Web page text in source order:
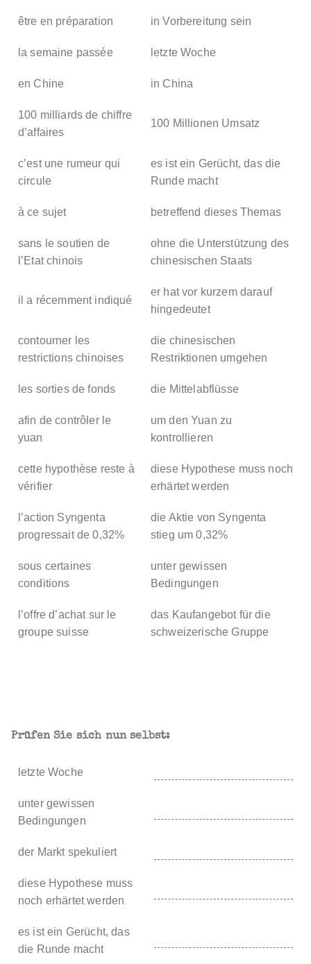
être en préparation in Vorbereitung sein
la semaine passée letzte Woche
en Chine in China
100 milliards de chiffre
d’affaires
100 Millionen Umsatz
c’est une rumeur qui
circule
es ist ein Gerücht, das die
Runde macht
à ce sujet betreffend dieses Themas
sans le soutien de
l’Etat chinois
ohne die Unterstützung des
chinesischen Staats
il a récemment indiqué
er hat vor kurzem darauf
hingedeutet
contourner les
restrictions chinoises
die chinesischen
Restriktionen umgehen
les sorties de fonds die Mittelabflüsse
afin de contrôler le
yuan
um den Yuan zu
kontrollieren
cette hypothèse reste à
vérifier
diese Hypothese muss noch
erhärtet werden
l’action Syngenta
progressait de 0,32%
die Aktie von Syngenta
stieg um 0,32%
sous certaines
conditions
unter gewissen
Bedingungen
l’offre d’achat sur le
groupe suisse
das Kaufangebot für die
schweizerische Gruppe
Prüfen Sie sich nun selbst:
letzte Woche
unter gewissen
Bedingungen
der Markt spekuliert
diese Hypothese muss
noch erhärtet werden
es ist ein Gerücht, das
die Runde macht